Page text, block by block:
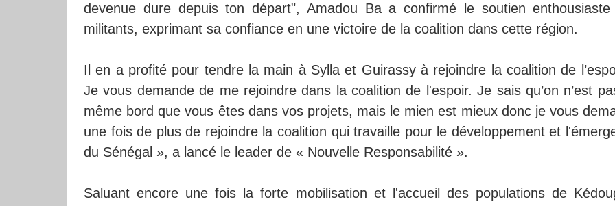
devenue dure depuis ton départ", Amadou Ba a confirmé le soutien enthousiaste
militants, exprimant sa confiance en une victoire de la coalition dans cette région.
Il en a profité pour tendre la main à Sylla et Guirassy à rejoindre la coalition de
Je vous demande de me rejoindre dans la coalition de l'espoir. Je sais qu’on n’est
même bord que vous êtes dans vos projets, mais le mien est mieux donc je vous
une fois de plus de rejoindre la coalition qui travaille pour le développement et
du Sénégal », a lancé le leader de « Nouvelle Responsabilité ».
Saluant encore une fois la forte mobilisation et l'accueil des populations de